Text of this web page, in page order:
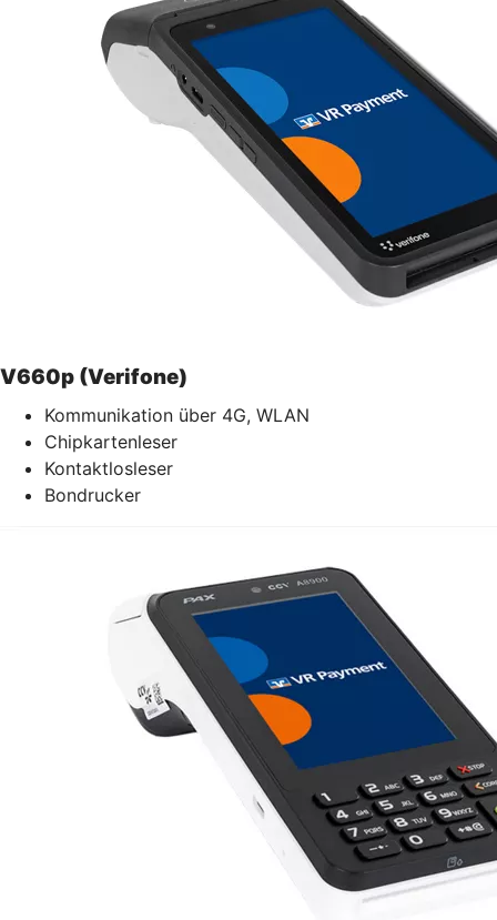
V660p (Verifone)
Kommunikation über 4G, WLAN
Chipkartenleser
Kontaktlosleser
Bondrucker